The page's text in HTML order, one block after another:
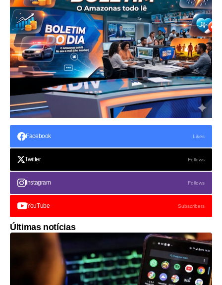
Facebook Likes
Twitter Follows
Instagram Follows
YouTube Subscribers
Últimas notícias